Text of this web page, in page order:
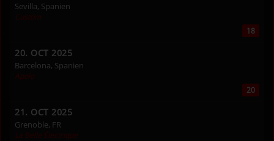
Sevilla, Spanien
Custom
18
20. OCT 2025
Barcelona, Spanien
Apolo
20
21. OCT 2025
Grenoble, FR
La Belle Électrique